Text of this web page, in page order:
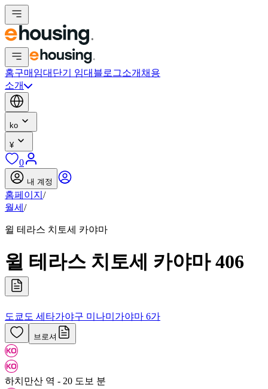
홈구매 임대 단기 임대 블로그소개 채용
소개
ko
¥
0
내 계정
홈페이지 /
월세 /
윌 테라스 치토세 카야마
윌 테라스 치토세 카야마 406
도쿄도 세타가야구 미나미가야마 6가
브로셔
하치만산 역 - 20 도보 분